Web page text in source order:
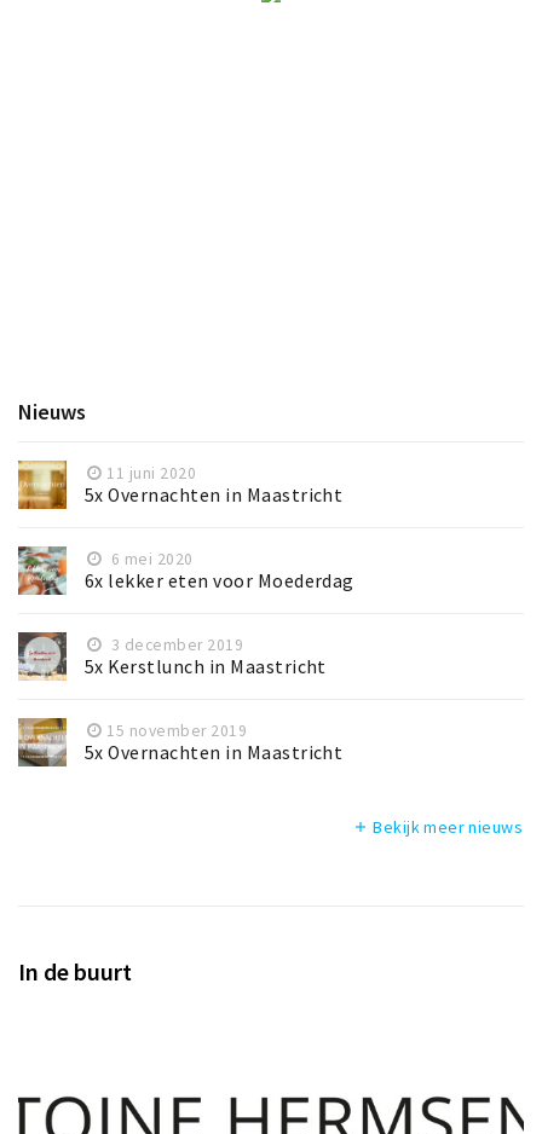
Nieuws
11 juni 2020
5x Overnachten in Maastricht
6 mei 2020
6x lekker eten voor Moederdag
3 december 2019
5x Kerstlunch in Maastricht
15 november 2019
5x Overnachten in Maastricht
add Bekijk meer nieuws
In de buurt